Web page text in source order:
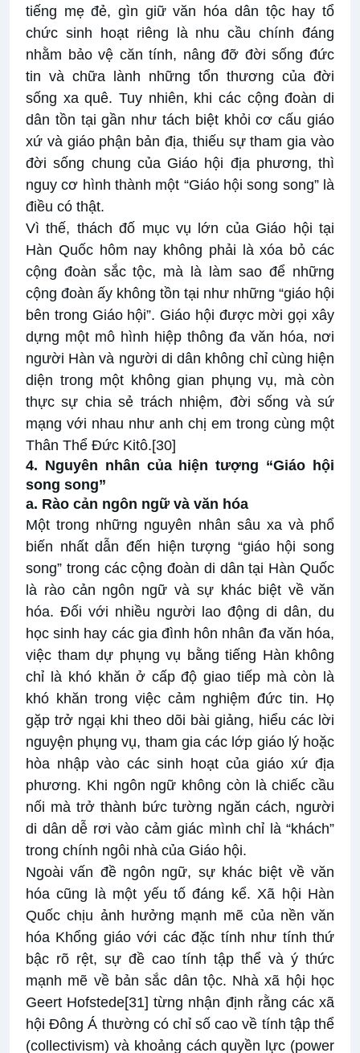
tiếng mẹ đẻ, gìn giữ văn hóa dân tộc hay tổ
chức sinh hoạt riêng là nhu cầu chính đáng
nhằm bảo vệ căn tính, nâng đỡ đời sống đức
tin và chữa lành những tổn thương của đời
sống xa quê. Tuy nhiên, khi các cộng đoàn di
dân tồn tại gần như tách biệt khỏi cơ cấu giáo
xứ và giáo phận bản địa, thiếu sự tham gia vào
đời sống chung của Giáo hội địa phương, thì
nguy cơ hình thành một “Giáo hội song song” là
điều có thật.
Vì thế, thách đố mục vụ lớn của Giáo hội tại
Hàn Quốc hôm nay không phải là xóa bỏ các
cộng đoàn sắc tộc, mà là làm sao để những
cộng đoàn ấy không tồn tại như những “giáo hội
bên trong Giáo hội”. Giáo hội được mời gọi xây
dựng một mô hình hiệp thông đa văn hóa, nơi
người Hàn và người di dân không chỉ cùng hiện
diện trong một không gian phụng vụ, mà còn
thực sự chia sẻ trách nhiệm, đời sống và sứ
mạng với nhau như anh chị em trong cùng một
Thân Thể Đức Kitô.[30]
4. Nguyên nhân của hiện tượng “Giáo hội
song song”
a. Rào cản ngôn ngữ và văn hóa
Một trong những nguyên nhân sâu xa và phổ
biến nhất dẫn đến hiện tượng “giáo hội song
song” trong các cộng đoàn di dân tại Hàn Quốc
là rào cản ngôn ngữ và sự khác biệt về văn
hóa. Đối với nhiều người lao động di dân, du
học sinh hay các gia đình hôn nhân đa văn hóa,
việc tham dự phụng vụ bằng tiếng Hàn không
chỉ là khó khăn ở cấp độ giao tiếp mà còn là
khó khăn trong việc cảm nghiệm đức tin. Họ
gặp trở ngại khi theo dõi bài giảng, hiểu các lời
nguyện phụng vụ, tham gia các lớp giáo lý hoặc
hòa nhập vào các sinh hoạt của giáo xứ địa
phương. Khi ngôn ngữ không còn là chiếc cầu
nối mà trở thành bức tường ngăn cách, người
di dân dễ rơi vào cảm giác mình chỉ là “khách”
trong chính ngôi nhà của Giáo hội.
Ngoài vấn đề ngôn ngữ, sự khác biệt về văn
hóa cũng là một yếu tố đáng kể. Xã hội Hàn
Quốc chịu ảnh hưởng mạnh mẽ của nền văn
hóa Khổng giáo với các đặc tính như tính thứ
bậc rõ rệt, sự đề cao tính tập thể và ý thức
mạnh mẽ về bản sắc dân tộc. Nhà xã hội học
Geert Hofstede[31] từng nhận định rằng các xã
hội Đông Á thường có chỉ số cao về tính tập thể
(collectivism) và khoảng cách quyền lực (power